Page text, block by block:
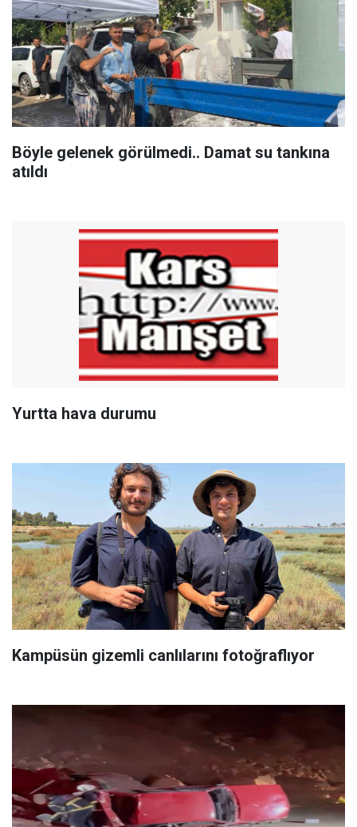
Böyle gelenek görülmedi.. Damat su tankına
atıldı
Yurtta hava durumu
Kampüsün gizemli canlılarını fotoğraflıyor